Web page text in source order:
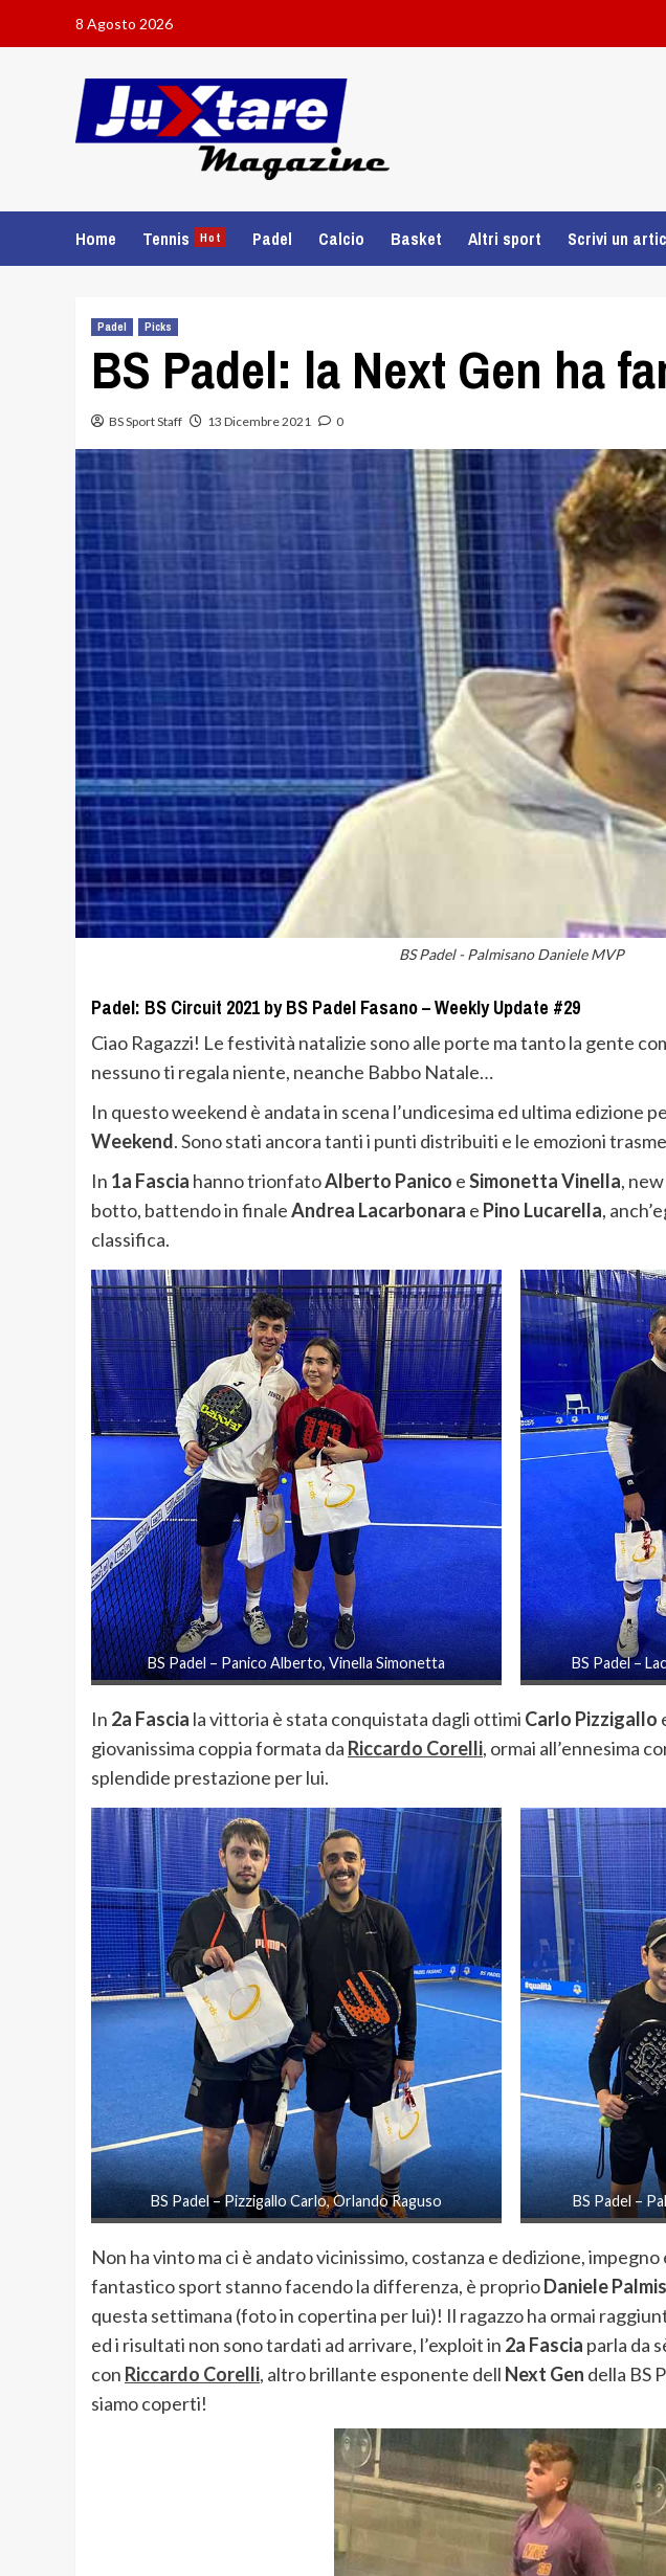
8 Agosto 2026
Home Tennis Hot Padel Calcio Basket Altri sport Scrivi un
Padel Picks
BS Padel: la Next Gen ha
BS Sport Staff 13 Dicembre 2021 0
BS Padel - Palmisano Daniele MVP
Padel: BS Circuit 2021 by BS Padel Fasano – Weekly Update #29
Ciao Ragazzi! Le festività natalizie sono alle porte ma tanto la gente
nessuno ti regala niente, neanche Babbo Natale…
In questo weekend è andata in scena l’undicesima ed ultima edizione
Weekend. Sono stati ancora tanti i punti distribuiti e le emozioni
In 1a Fascia hanno trionfatoAlberto Panico eSimonetta Vinella,
botto, battendo in finaleAndrea Lacarbonara e Pino Lucarella,
classifica.
BS Padel – Panico Alberto, Vinella Simonetta BS Padel –
In 2a Fascia la vittoria è stata conquistata dagli ottimi Carlo Pizzigallo
giovanissima coppia formata da Riccardo Corelli, ormai all’ennesima
splendide prestazione per lui.
BS Padel – Pizzigallo Carlo, Orlando Raguso BS Padel –
Non ha vinto ma ci è andato vicinissimo, costanza e dedizione,
fantastico sport stanno facendo la differenza, è proprioDaniele
questa settimana (foto in copertina per lui)! Il ragazzo ha ormai
ed i risultati non sono tardati ad arrivare, l’exploit in 2a Fascia parla da
con Riccardo Corelli, altro brillante esponente dell Next Gen della BS
siamo coperti!